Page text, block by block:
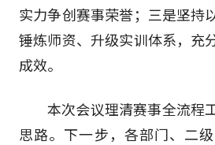
实力争创赛事荣誉；三是坚持
锤炼师资、升级实训体系，充
成效。
本次会议理清赛事全流程
思路。下一步，各部门、二